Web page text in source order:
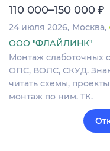
110 000–150 000 ₽
24 июля 2026 Москва
ООО "ФЛАЙЛИНК"
Монтаж слаботочных
ОПС‚ ВОЛС, СКУД.
читать схемы,
монтаж по ним. ТК.